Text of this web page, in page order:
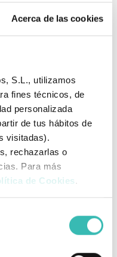
Acerca de las cookies
S.L., utilizamos
fines técnicos, de
personalizada
de tus hábitos de
visitadas).
rechazarlas o
Para más
de Cookies .